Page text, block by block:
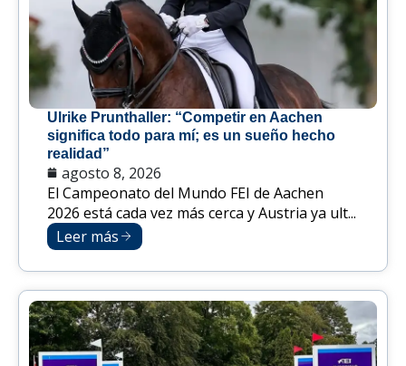
Ulrike Prunthaller: “Competir en Aachen
significa todo para mí; es un sueño hecho
realidad”
agosto 8, 2026
El Campeonato del Mundo FEI de Aachen
2026 está cada vez más cerca y Austria ya ult...
Leer más